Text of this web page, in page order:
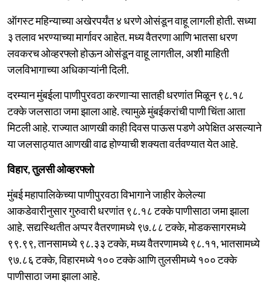
ऑगस्ट महिन्याच्या अखेरपर्यंत ४ धरणे ओसंडून वाहू लागली होती. सध्या
३ तलाव भरण्याच्या मार्गावर आहेत. मध्य वैतरणा आणि भातसा धरण
लवकरच ओव्हरफ्लो होऊन ओसंडून वाहू लागतील, अशी माहिती
जलविभागाच्या अधिकाऱ्यांनी दिली.
दरम्यान मुंबईला पाणीपुरवठा करणाऱ्या सातही धरणांत मिळून ९८.१८
टक्के जलसाठा जमा झाला आहे. त्यामुळे मुंबईकरांची पाणी चिंता आता
मिटली आहे. राज्यात आणखी काही दिवस पाऊस पडणे अपेक्षित असल्याने
या जलसाठ्यात आणखी वाढ होण्याची शक्यता वर्तवण्यात येत आहे.
विहार, तुलसी ओव्हरफ्लो
मुंबई महापालिकेच्या पाणीपुरवठा विभागाने जाहीर केलेल्या
आकडेवारीनुसार गुरुवारी धरणांत ९८.१८ टक्के पाणीसाठा जमा झाला
आहे. सद्यस्थितीत अप्पर वैतरणामध्ये ९७.८८ टक्के, मोडकसागरमध्ये
९९.९९, तानसामध्ये ९८.३३ टक्के, मध्य वैतरणामध्ये ९८.११, भातसामध्ये
९७.८६ टक्के, विहारमध्ये १०० टक्के आणि तुलसीमध्ये १०० टक्के
पाणीसाठा जमा झाला आहे.